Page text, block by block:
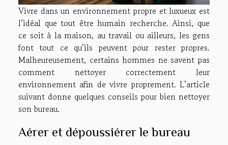
Vivre dans un environnement propre et luxueux est
l’idéal que tout être humain recherche. Ainsi, que
ce soit à la maison, au travail ou ailleurs, les gens
font tout ce qu’ils peuvent pour rester propres.
Malheureusement, certains hommes ne savent pas
comment nettoyer correctement leur
environnement afin de vivre proprement. L’article
suivant donne quelques conseils pour bien nettoyer
son bureau.
Aérer et dépoussiérer le bureau